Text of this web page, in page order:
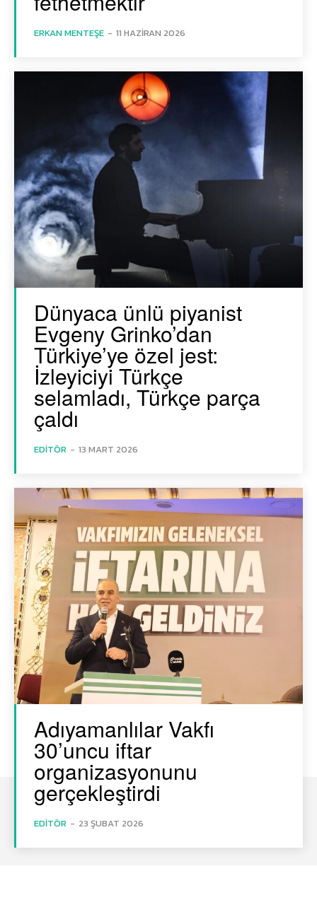
ERKAN MENTEŞE - 11 HAZIRAN 2026
Dünyaca ünlü piyanist
Evgeny Grinko’dan
Türkiye’ye özel jest:
İzleyiciyi Türkçe
selamladı, Türkçe parça
çaldı
EDITÖR - 13 MART 2026
Adıyamanlılar Vakfı
30’uncu iftar
organizasyonunu
gerçekleştirdi
EDITÖR - 23 ŞUBAT 2026